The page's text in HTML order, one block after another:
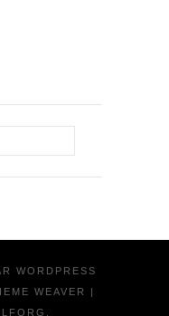
WORDPRESS
WEAVER
|